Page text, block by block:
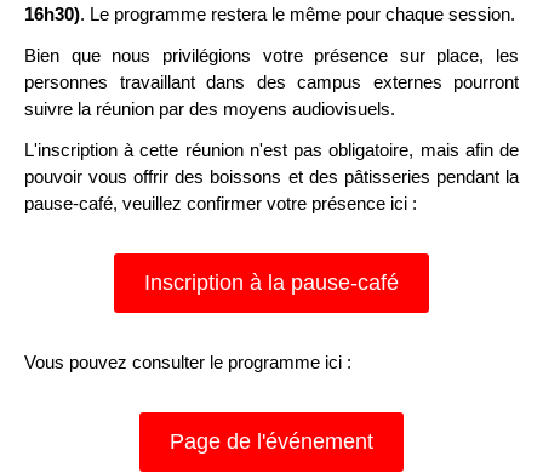
16h30). Le programme restera le même pour chaque session.
Bien que nous privilégions votre présence sur place, les
personnes travaillant dans des campus externes pourront
suivre la réunion par des moyens audiovisuels.
L'inscription à cette réunion n'est pas obligatoire, mais afin de
pouvoir vous offrir des boissons et des pâtisseries pendant la
pause-café, veuillez confirmer votre présence ici :
Inscription à la pause-café
Vous pouvez consulter le programme ici :
Page de l'événement